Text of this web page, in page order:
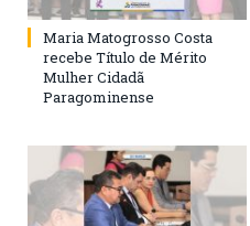
Maria Matogrosso Costa
recebe Título de Mérito
Mulher Cidadã
Paragominense